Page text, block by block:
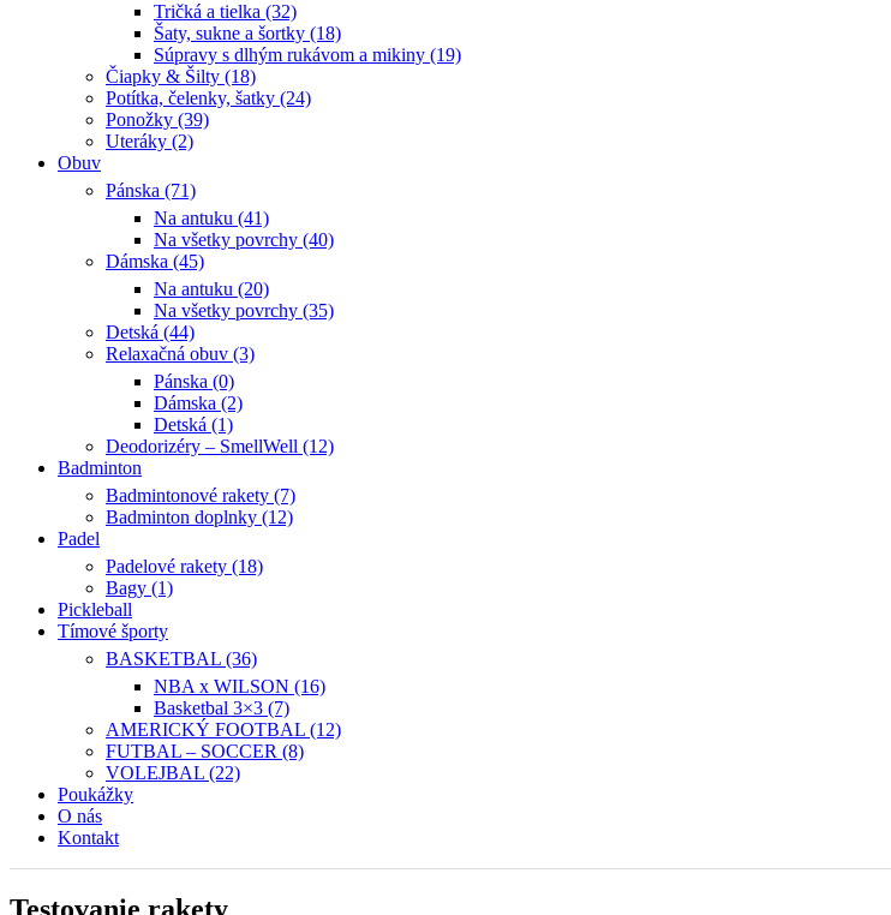
Tričká a tielka (32)
Šaty, sukne a šortky (18)
Súpravy s dlhým rukávom a mikiny (19)
Čiapky & Šilty (18)
Potítka, čelenky, šatky (24)
Ponožky (39)
Uteráky (2)
Obuv
Pánska (71)
Na antuku (41)
Na všetky povrchy (40)
Dámska (45)
Na antuku (20)
Na všetky povrchy (35)
Detská (44)
Relaxačná obuv (3)
Pánska (0)
Dámska (2)
Detská (1)
Deodorizéry – SmellWell (12)
Badminton
Badmintonové rakety (7)
Badminton doplnky (12)
Padel
Padelové rakety (18)
Bagy (1)
Pickleball
Tímové športy
BASKETBAL (36)
NBA x WILSON (16)
Basketbal 3×3 (7)
AMERICKÝ FOOTBAL (12)
FUTBAL – SOCCER (8)
VOLEJBAL (22)
Poukážky
O nás
Kontakt